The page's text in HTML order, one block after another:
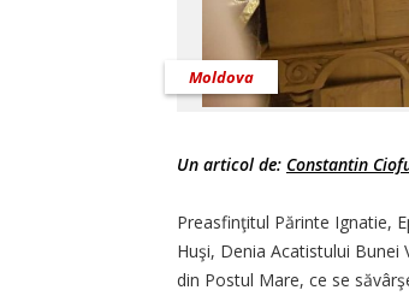
Moldova
Un articol de: Constantin
Preasfinţitul Părinte Ignatie,
Huşi, Denia Acatistului Bunei
din Postul Mare, ce se